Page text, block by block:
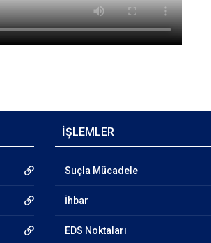
İŞLEMLER
Suçla Mücadele
İhbar
EDS Noktaları